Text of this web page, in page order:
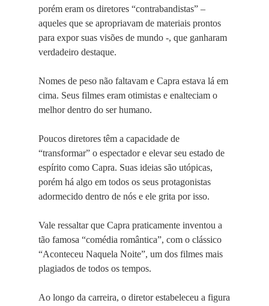
porém eram os diretores “contrabandistas” –
aqueles que se apropriavam de materiais prontos
para expor suas visões de mundo -, que ganharam
verdadeiro destaque.
Nomes de peso não faltavam e Capra estava lá em
cima. Seus filmes eram otimistas e enalteciam o
melhor dentro do ser humano.
Poucos diretores têm a capacidade de
“transformar” o espectador e elevar seu estado de
espírito como Capra. Suas ideias são utópicas,
porém há algo em todos os seus protagonistas
adormecido dentro de nós e ele grita por isso.
Vale ressaltar que Capra praticamente inventou a
tão famosa “comédia romântica”, com o clássico
“Aconteceu Naquela Noite”, um dos filmes mais
plagiados de todos os tempos.
Ao longo da carreira, o diretor estabeleceu a figura